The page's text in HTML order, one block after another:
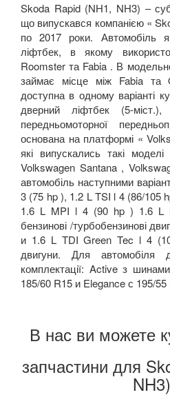
Skoda Rapid (NH1, NH3) –
що випускався компанією «
по 2017 роки. Автомобіль
ліфтбек, в якому
Roomster та Fabia . В
займає місце між Fabia
доступна в одному варіанті
дверний ліфтбек (5-
передньомоторної
основана на платформі «
які випускались такі
Volkswagen Santana ,
автомобіль наступними
3 (75 hp ), 1.2 L TSI l 4 (86/105
1.6 L MPI l 4 (90 hp ) 1.6 L
бензинові /турбобензинові
и 1.6 L TDI Green Tec l 4
двигуни. Для автомобіля
комплектації: Active з
185/60 R15 и Elegance с 195/55
В нас ви можете
запчастини для